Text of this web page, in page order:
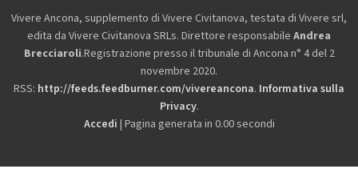
Vivere Ancona, supplemento di Vivere Civitanova, testata di Vivere srl,
edita da Vivere Civitanova SRLs. Direttore responsabile Andrea
Brecciaroli.Registrazione presso il tribunale di Ancona n° 4 del 2
novembre 2020.
RSS: http://feeds.feedburner.com/vivereancona. Informativa sulla
Privacy.
Accedi | Pagina generata in 0.00 secondi